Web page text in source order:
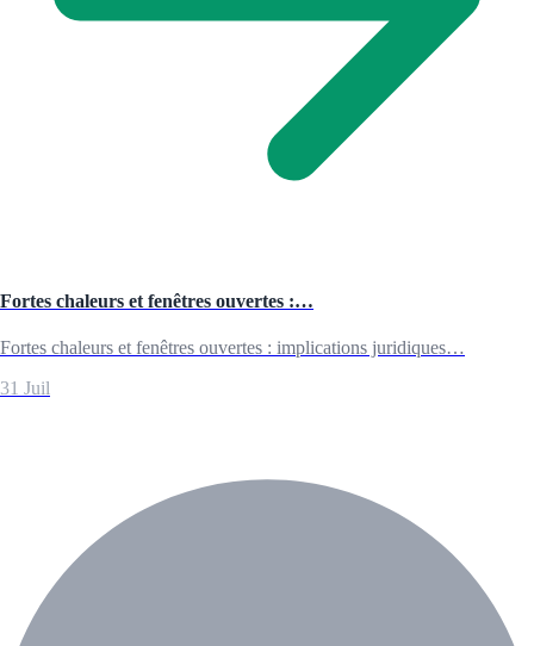
Fortes chaleurs et fenêtres ouvertes :…
Fortes chaleurs et fenêtres ouvertes : implications juridiques…
31 Juil